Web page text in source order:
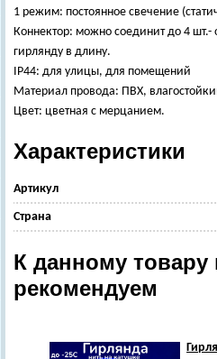
1 режим: постоянное свечение
Коннектор: можно соединит до 4 шт.-
гирлянду в длину.
IP44: для улицы, для помещений
Материал провода: ПВХ,
Цвет: цветная с мерцанием.
Характеристики
Артикул
Страна
К данному
рекомендуем